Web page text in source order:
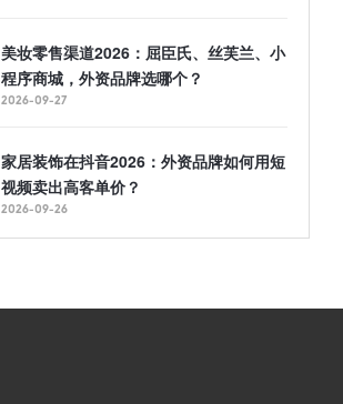
美妆零售渠道2026：屈臣氏、丝芙兰、小
程序商城，外资品牌选哪个？
2026-09-27
家居装饰在抖音2026：外资品牌如何用短
视频卖出高客单价？
2026-09-26